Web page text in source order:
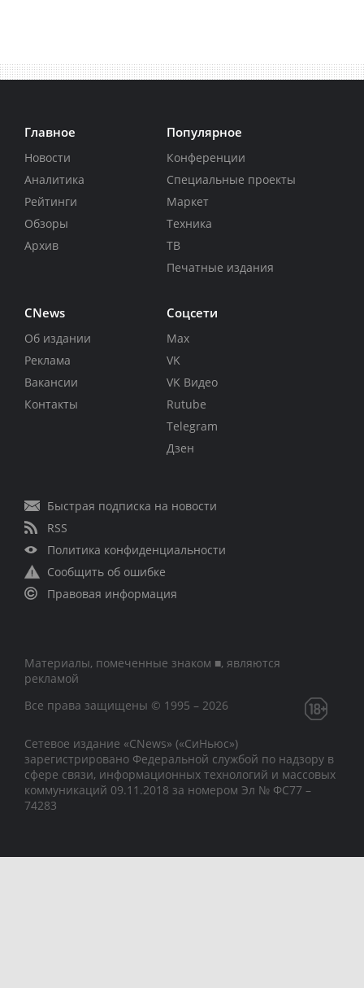
Главное
Новости
Аналитика
Рейтинги
Обзоры
Архив
Популярное
Конференции
Специальные проекты
Маркет
Техника
ТВ
Печатные издания
CNews
Об издании
Реклама
Вакансии
Контакты
Соцсети
Max
VK
VK Видео
Rutube
Telegram
Дзен
Быстрая подписка на новости
RSS
Политика конфиденциальности
Сообщить об ошибке
Правовая информация
Материалы, помеченные знаком ■, являются
рекламой
Все права защищены © 1995 – 2026
Сетевое издание «CNews» («СиНьюс»)
зарегистрировано Федеральной службой по надзору в
сфере связи, информационных технологий и массовых
коммуникаций 09.11.2018 за номером Эл № ФС77 –
74283